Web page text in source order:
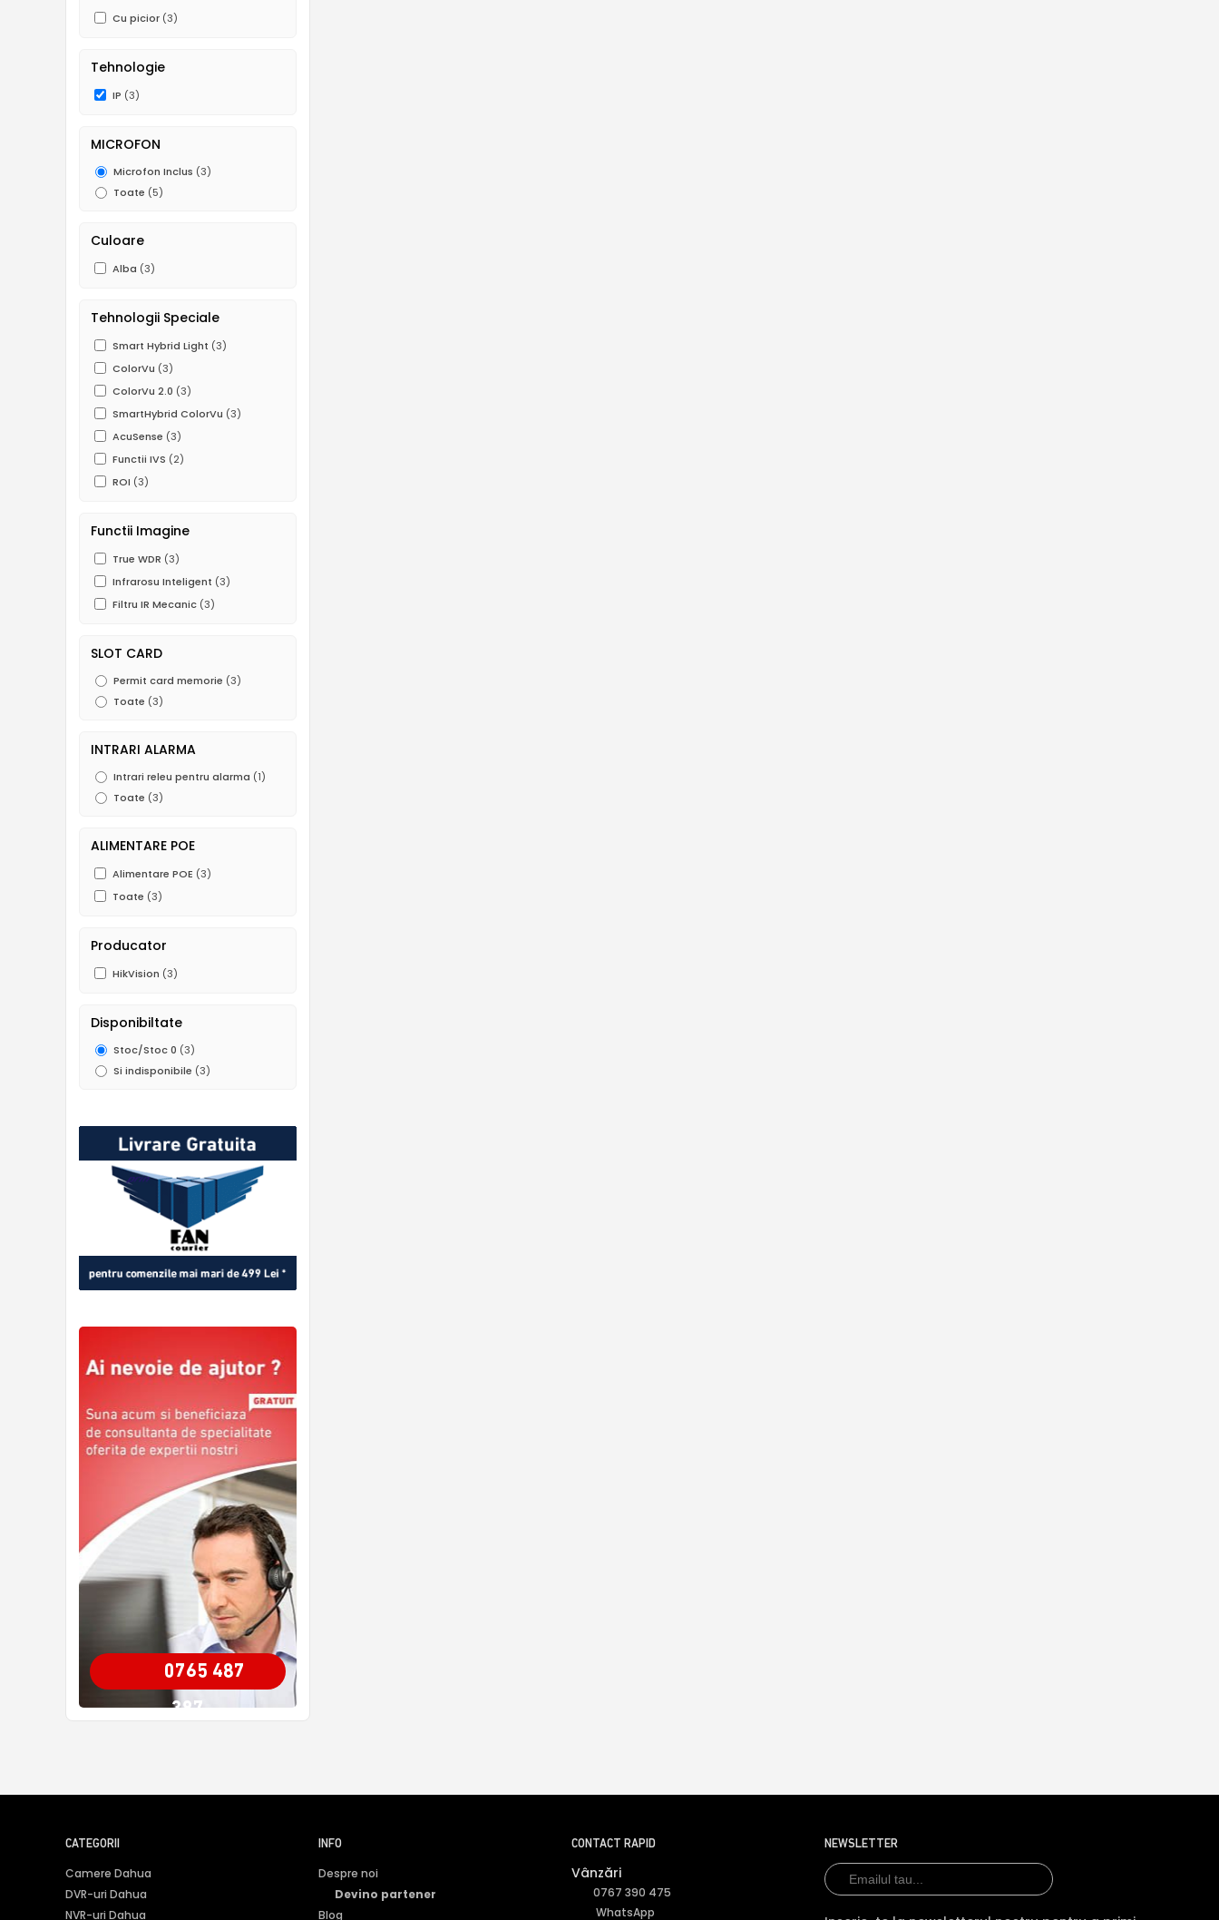
Cu picior (3)
Tehnologie
IP (3)
MICROFON
Microfon Inclus (3)
Toate (5)
Culoare
Alba (3)
Tehnologii Speciale
Smart Hybrid Light (3)
ColorVu (3)
ColorVu 2.0 (3)
SmartHybrid ColorVu (3)
AcuSense (3)
Functii IVS (2)
ROI (3)
Functii Imagine
True WDR (3)
Infrarosu Inteligent (3)
Filtru IR Mecanic (3)
SLOT CARD
Permit card memorie (3)
Toate (3)
INTRARI ALARMA
Intrari releu pentru alarma (1)
Toate (3)
ALIMENTARE POE
Alimentare POE (3)
Toate (3)
Producator
HikVision (3)
Disponibiltate
Stoc/Stoc 0 (3)
Si indisponibile (3)
0765 487
387
CATEGORII
Camere Dahua
DVR-uri Dahua
NVR-uri Dahua
INFO
Despre noi
Devino partener
Blog
CONTACT RAPID
Vânzări
0767 390 475
WhatsApp
NEWSLETTER